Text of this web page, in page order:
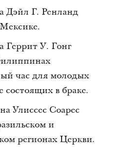
Дэйл Г. Ренланд
Геррит У. Гонг
час для молодых
состоящих в браке.
Улиссес Соарес
и
регионах Церкви.